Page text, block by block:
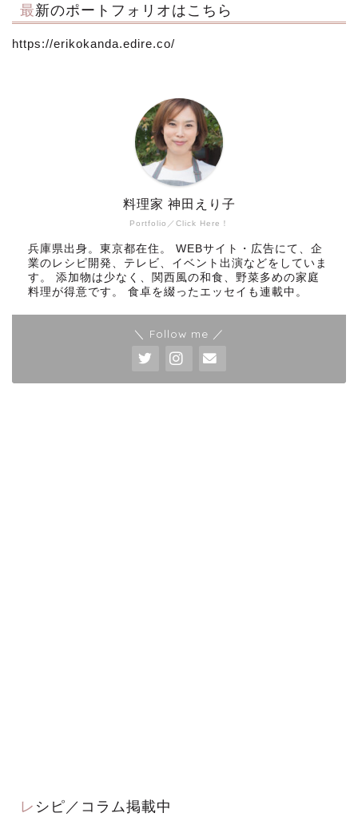
最新のポートフォリオはこちら
https://erikokanda.edire.co/
Portfolio／Click Here！
料理家 神田えり子
兵庫県出身。東京都在住。 WEBサイト・広告にて、企
業のレシピ開発、テレビ、イベント出演などをしていま
す。 添加物は少なく、関西風の和食、野菜多めの家庭
料理が得意です。 食卓を綴ったエッセイも連載中。
＼ Follow me ／
レシピ／コラム掲載中